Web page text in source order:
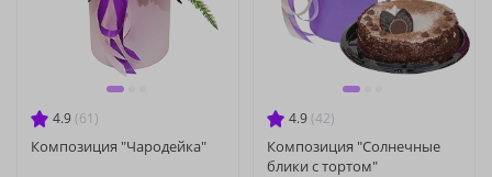
4.9 (61)
Композиция "Чародейка"
4.9 (42)
Композиция "Солнечные
блики с тортом"